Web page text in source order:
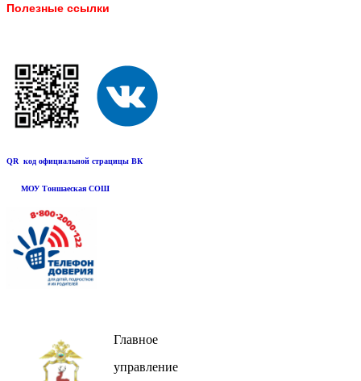
Полезные ссылки
QR код официальной страцицы ВК
МОУ Тоншаеская СОШ
Главное
управление